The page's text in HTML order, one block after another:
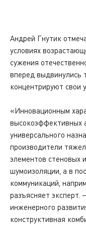
Андрей Гнутик
условиях
сужения
вперед выдвинулись
концентрируют свои
«Инновационным
высокоэффективных
универсального
производители
элементов стеновых
шумоизоляции, а в
коммуникаций,
разъясняет
инженерного
конструктивная